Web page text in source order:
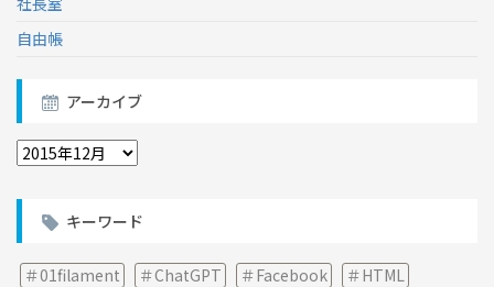
自由帳
アーカイブ
ア
ー
カ
ブ
キーワード
01filament ChatGPT Facebook
HTML